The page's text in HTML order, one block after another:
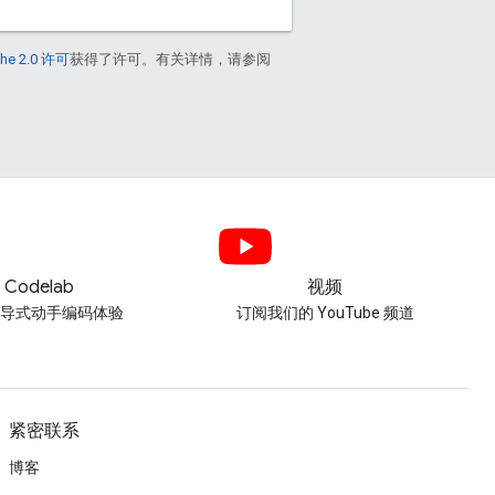
2.0 许可获得了许可。有关详情，请参阅
Codelab
式动手编码体验
视频
订阅我们的 YouTube 频道
紧密联系
博客